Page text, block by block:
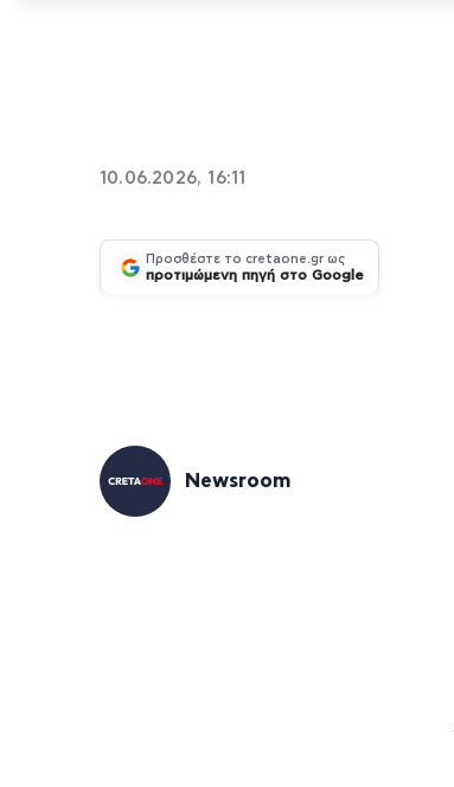
10.06.2026, 16:11
Προσθέστε το cretaone.gr ως
προτιμώμενη πηγή στο Google
Newsroom